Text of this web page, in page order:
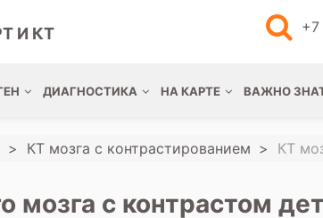
И КТ
ДИАГНОСТИКА НА КАРТЕ ВАЖНО
КТ мозга с контрастированием КТ
мозга с контрастом